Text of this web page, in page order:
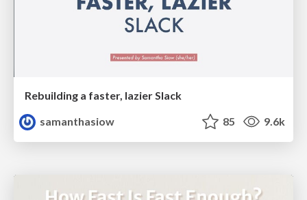
Rebuilding a faster, lazier Slack
samanthasiow
85 9.6k